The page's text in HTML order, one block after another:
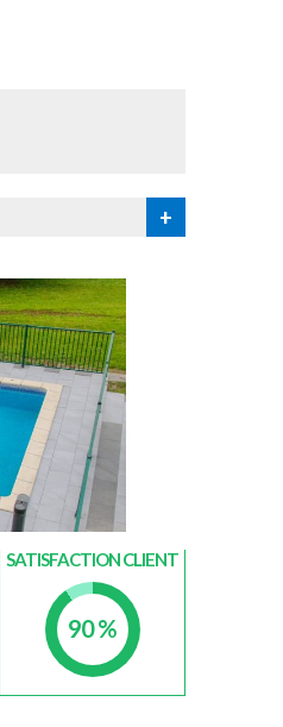
+
INDICE DE
SATISFACTION CLIENT
90 %